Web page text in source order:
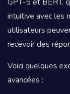
intuitive avec les
utilisateurs
recevoir des
Voici quelques
avancées :